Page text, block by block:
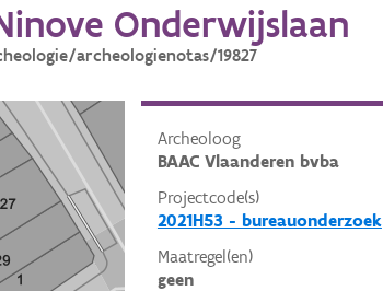
Onderwijslaan
archeologienotas/19827
Archeoloog
BAAC Vlaanderen bvba
Projectcode(s)
2021H53 - bureauonderzoek
Maatregel(en)
geen